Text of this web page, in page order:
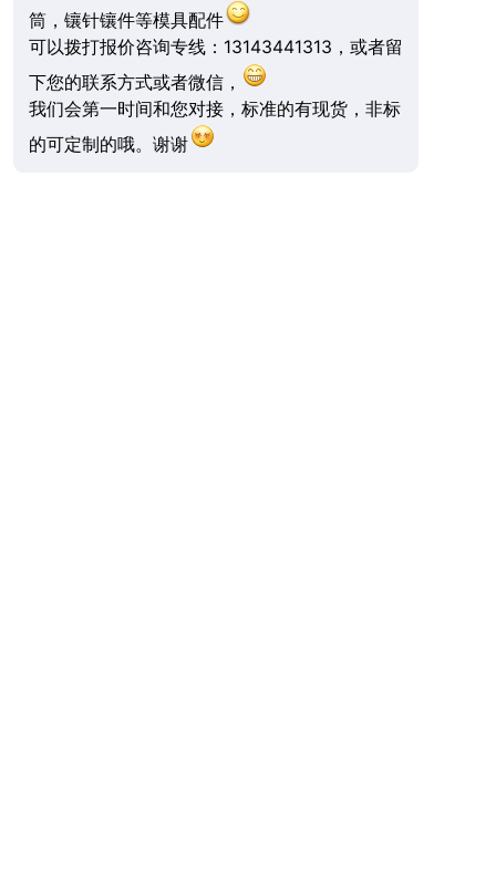
筒，镶针镶件等模具配件
可以拨打报价咨询专线：13143441313，或者留
下您的联系方式或者微信，
我们会第一时间和您对接，标准的有现货，非标
的可定制的哦。谢谢